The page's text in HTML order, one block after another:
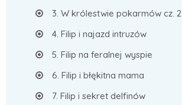
3. W królestwie pokarmów cz. 2
4. Filip i najazd intruzów
5. Filip na feralnej wyspie
6. Filip i błękitna mama
7. Filip i sekret delfinów